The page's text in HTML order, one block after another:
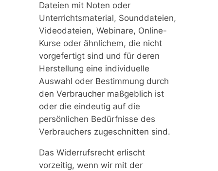
Dateien mit Noten oder
Unterrichtsmaterial, Sounddateien,
Videodateien, Webinare, Online-
Kurse oder ähnlichem, die nicht
vorgefertigt sind und für deren
Herstellung eine individuelle
Auswahl oder Bestimmung durch
den Verbraucher maßgeblich ist
oder die eindeutig auf die
persönlichen Bedürfnisse des
Verbrauchers zugeschnitten sind.
Das Widerrufsrecht erlischt
vorzeitig, wenn wir mit der